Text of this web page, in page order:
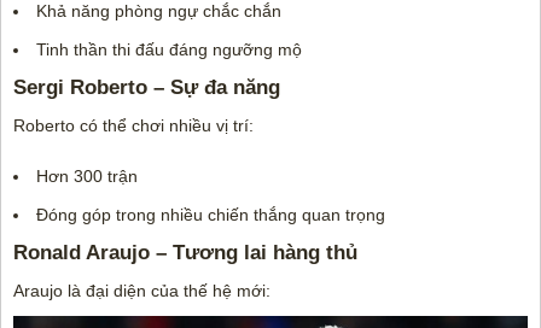
Khả năng phòng ngự chắc chắn
Tinh thần thi đấu đáng ngưỡng mộ
Sergi Roberto – Sự đa năng
Roberto có thể chơi nhiều vị trí:
Hơn 300 trận
Đóng góp trong nhiều chiến thắng quan trọng
Ronald Araujo – Tương lai hàng thủ
Araujo là đại diện của thế hệ mới: